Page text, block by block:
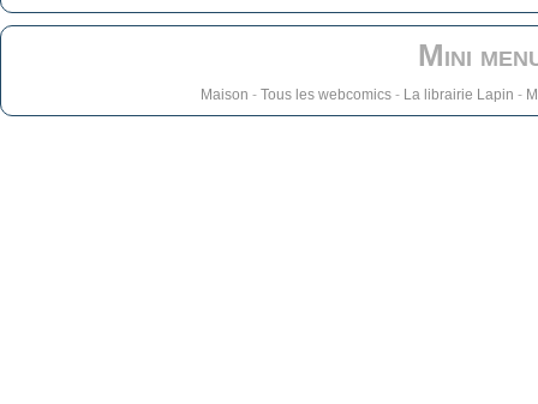
Mini
Maison - Tous les webcomics- La librairie Lapin -